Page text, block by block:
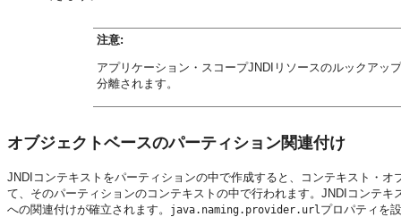
注意:
アプリケーション・スコープJNDIリソースのルックアッ
分離されます。
オブジェクトベースのパーティション関連付け
JNDIコンテキストをパーティションの中で作成すると、コンテキスト・
て、そのパーティションのコンテキストの中で行われます。JNDIコンテ
への関連付けが確立されます。
java.naming.provider.urlプロパティを